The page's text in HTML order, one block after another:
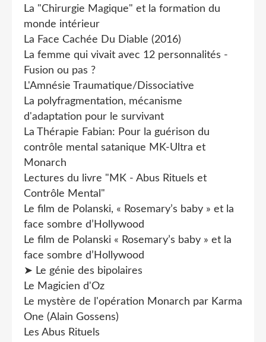
La "Chirurgie Magique" et la formation du
monde intérieur
La Face Cachée Du Diable (2016)
La femme qui vivait avec 12 personnalités -
Fusion ou pas ?
L'Amnésie Traumatique/Dissociative
La polyfragmentation, mécanisme
d'adaptation pour le survivant
La Thérapie Fabian: Pour la guérison du
contrôle mental satanique MK-Ultra et
Monarch
Lectures du livre "MK - Abus Rituels et
Contrôle Mental"
Le film de Polanski, « Rosemary’s baby » et la
face sombre d’Hollywood
Le film de Polanski « Rosemary’s baby » et la
face sombre d’Hollywood
➤ Le génie des bipolaires
Le Magicien d'Oz
Le mystère de l'opération Monarch par Karma
One (Alain Gossens)
Les Abus Rituels